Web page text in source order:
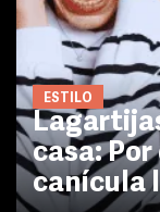
ESTILO
casa:
canícula